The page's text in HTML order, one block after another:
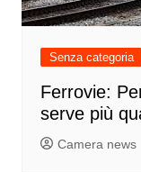
Senza categoria
Ferrovie:
serve più
Camera news